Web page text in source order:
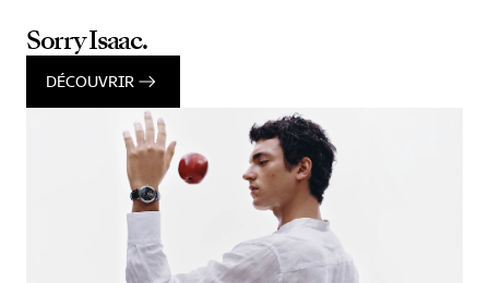
Sorry Isaac.
DÉCOUVRIR